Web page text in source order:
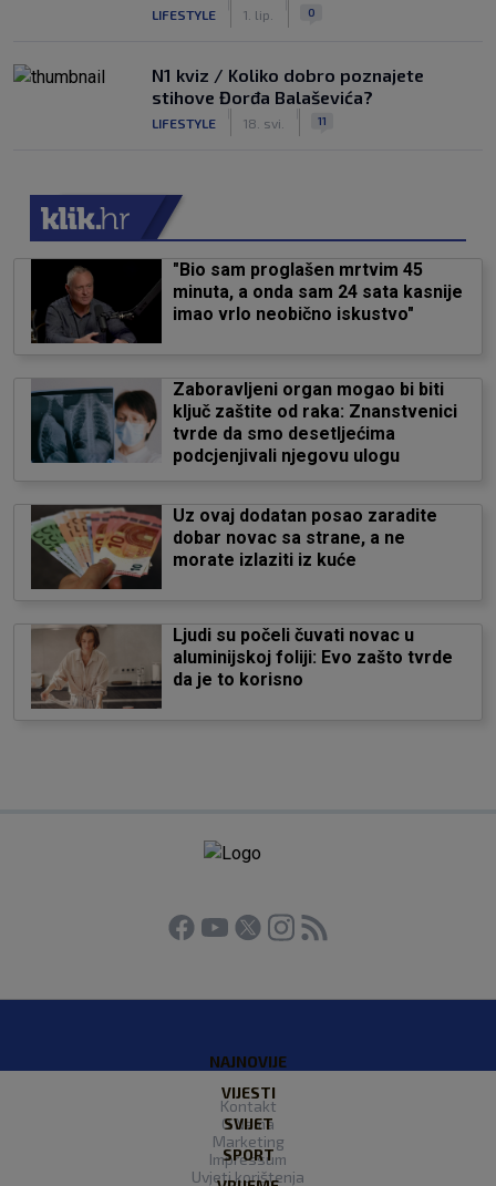
LIFESTYLE 1. lip. 0
N1 kviz / Koliko dobro poznajete
stihove Đorđa Balaševića?
LIFESTYLE 18. svi. 11
"Bio sam proglašen mrtvim 45
minuta, a onda sam 24 sata kasnije
imao vrlo neobično iskustvo"
Zaboravljeni organ mogao bi biti
ključ zaštite od raka: Znanstvenici
tvrde da smo desetljećima
podcjenjivali njegovu ulogu
Uz ovaj dodatan posao zaradite
dobar novac sa strane, a ne
morate izlaziti iz kuće
Ljudi su počeli čuvati novac u
aluminijskoj foliji: Evo zašto tvrde
da je to korisno
NAJNOVIJE
VIJESTI
SVIJET
SPORT
Kontakt
O Nama
Marketing
Impressum
Uvjeti korištenja